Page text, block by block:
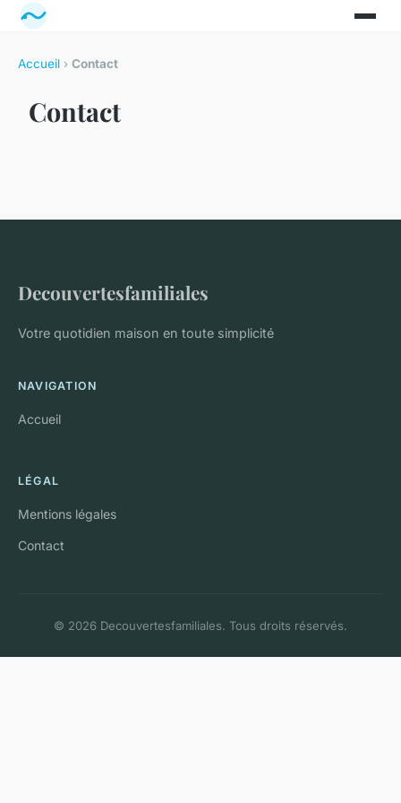
Accueil › Contact
Contact
Decouvertesfamiliales
Votre quotidien maison en toute simplicité
NAVIGATION
Accueil
LÉGAL
Mentions légales
Contact
© 2026 Decouvertesfamiliales. Tous droits réservés.